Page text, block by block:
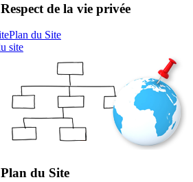
Respect de la vie privée
Plan du Site
site
Plan du Site